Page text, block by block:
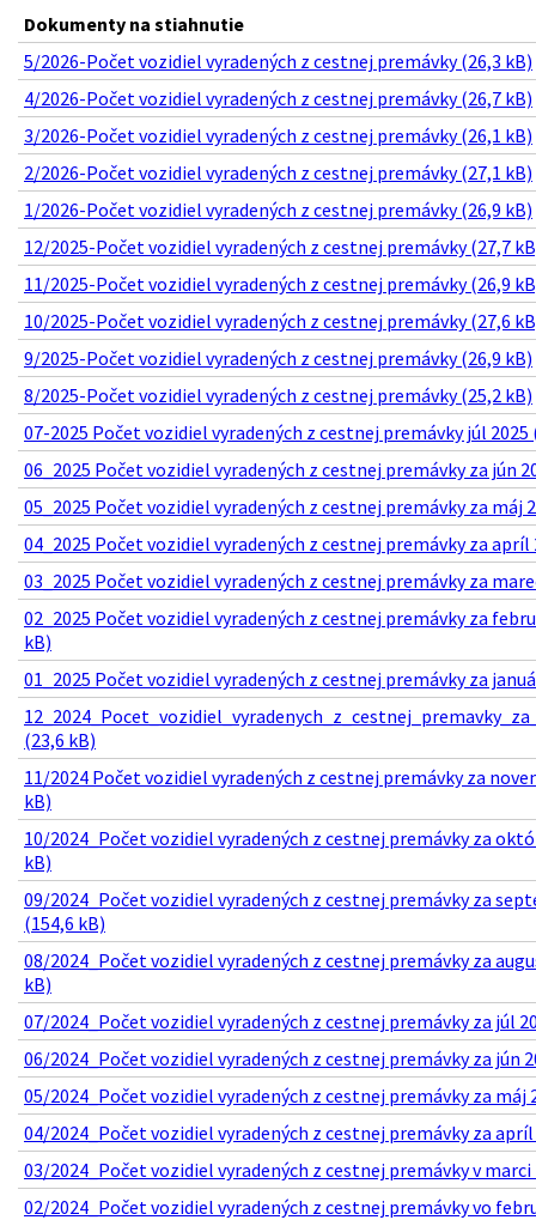
Dokumenty na stiahnutie
5/2026-Počet vozidiel vyradených z cestnej premávky (26,3 kB)
4/2026-Počet vozidiel vyradených z cestnej premávky (26,7 kB)
3/2026-Počet vozidiel vyradených z cestnej premávky (26,1 kB)
2/2026-Počet vozidiel vyradených z cestnej premávky (27,1 kB)
1/2026-Počet vozidiel vyradených z cestnej premávky (26,9 kB)
12/2025-Počet vozidiel vyradených z cestnej premávky (27,7
11/2025-Počet vozidiel vyradených z cestnej premávky (26,9
10/2025-Počet vozidiel vyradených z cestnej premávky (27,6
9/2025-Počet vozidiel vyradených z cestnej premávky (26,9 kB)
8/2025-Počet vozidiel vyradených z cestnej premávky (25,2 kB)
07-2025 Počet vozidiel vyradených z cestnej premávky júl 2025
06_2025 Počet vozidiel vyradených z cestnej premávky za jún
05_2025 Počet vozidiel vyradených z cestnej premávky za máj
04_2025 Počet vozidiel vyradených z cestnej premávky za apríl
03_2025 Počet vozidiel vyradených z cestnej premávky za
02_2025 Počet vozidiel vyradených z cestnej premávky za
kB)
01_2025 Počet vozidiel vyradených z cestnej premávky za
(23,6 kB)
11/2024 Počet vozidiel vyradených z cestnej premávky za
kB)
10/2024_Počet vozidiel vyradených z cestnej premávky za
kB)
09/2024_Počet vozidiel vyradených z cestnej premávky za
(154,6 kB)
08/2024_Počet vozidiel vyradených z cestnej premávky za
kB)
07/2024_Počet vozidiel vyradených z cestnej premávky za júl
06/2024_Počet vozidiel vyradených z cestnej premávky za jún
05/2024_Počet vozidiel vyradených z cestnej premávky za máj
04/2024_Počet vozidiel vyradených z cestnej premávky za apríl
03/2024_Počet vozidiel vyradených z cestnej premávky v marci
02/2024_Počet vozidiel vyradených z cestnej premávky vo